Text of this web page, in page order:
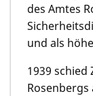
des Amtes
und als
1939 schied